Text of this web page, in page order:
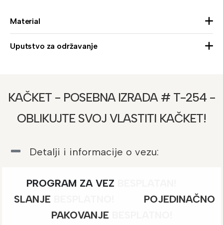
Material
Uputstvo za održavanje
KAČKET - POSEBNA IZRADA # T-254 -
OBLIKUJTE SVOJ VLASTITI KAČKET!
Detalji i informacije o vezu:
PROGRAM ZA VEZ
SLANJE
POJEDINAČNO
PAKOVANJE